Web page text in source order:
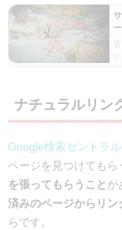
ナチュラルリン
Google検索セントラ
ページを見つけてもら
を張ってもらうことが
済みのページからリ
らです。